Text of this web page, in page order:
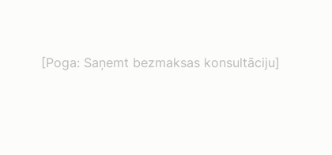
[Poga: Saņemt bezmaksas konsultāciju]